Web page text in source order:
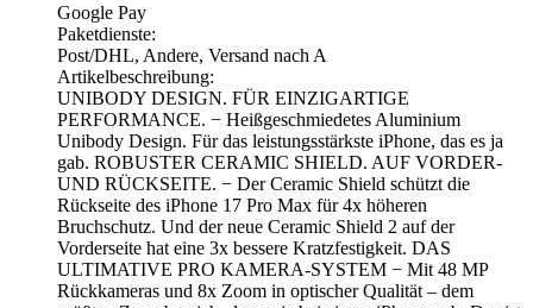
Google Pay
Paketdienste:
Post/DHL, Andere, Versand nach A
Artikelbeschreibung:
UNIBODY DESIGN. FÜR EINZIGARTIGE
PERFORMANCE. − Heißgeschmiedetes Aluminium
Unibody Design. Für das leistungsstärkste iPhone, das es ja
gab. ROBUSTER CERAMIC SHIELD. AUF VORDER-
UND RÜCKSEITE. − Der Ceramic Shield schützt die
Rückseite des iPhone 17 Pro Max für 4x höheren
Bruchschutz. Und der neue Ceramic Shield 2 auf der
Vorderseite hat eine 3x bessere Kratzfestigkeit. DAS
ULTIMATIVE PRO KAMERA-SYSTEM − Mit 48 MP
Rückkameras und 8x Zoom in optischer Qualität – dem